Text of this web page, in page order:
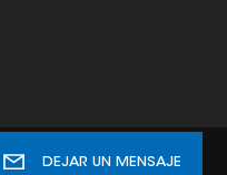
DEJAR UN MENSAJE